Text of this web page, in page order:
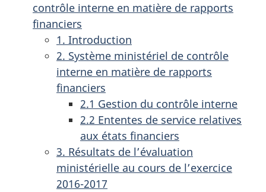
contrôle interne en matière de rapports
financiers
1. Introduction
2. Système ministériel de contrôle
interne en matière de rapports
financiers
2.1 Gestion du contrôle interne
2.2 Ententes de service relatives
aux états financiers
3. Résultats de l’évaluation
ministérielle au cours de l’exercice
2016-2017